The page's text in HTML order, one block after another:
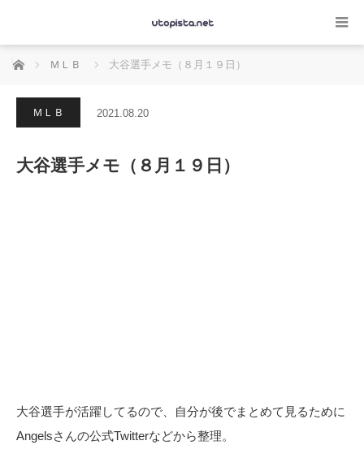
ホーム ＭＬＢ 大谷選手メモ（８月１９日）
ＭＬＢ 2021.08.20
大谷選手メモ（８月１９日）
大谷選手が活躍してるので、自分が後でまとめて見るために
Angelsさんの公式Twitterなどから整理。